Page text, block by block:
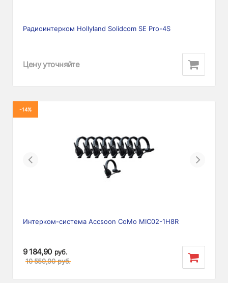
Радиоинтерком Hollyland Solidcom SE Pro-4S
Цену уточняйте
-14%
Previous Next
Интерком-система Accsoon CoMo MIC02-1H8R
9 184,90 руб.
10 559,90 руб.